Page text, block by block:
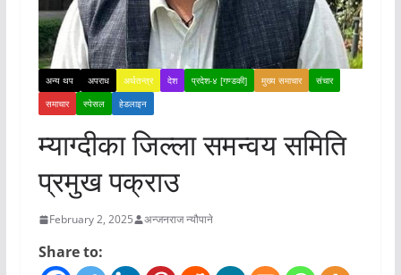
अन्य थप अपराध अर्थतन्त्र देश प्रदेश-४ [गण्डकी] मुख्य समाचार
संचार
समाचार
स्पेसल हेडलाइन
म्याग्दीका जिल्ला समन्वय समिति
प्रमुख पक्राउ
February 2, 2025 अन्जनराज न्यौपाने
Share to: